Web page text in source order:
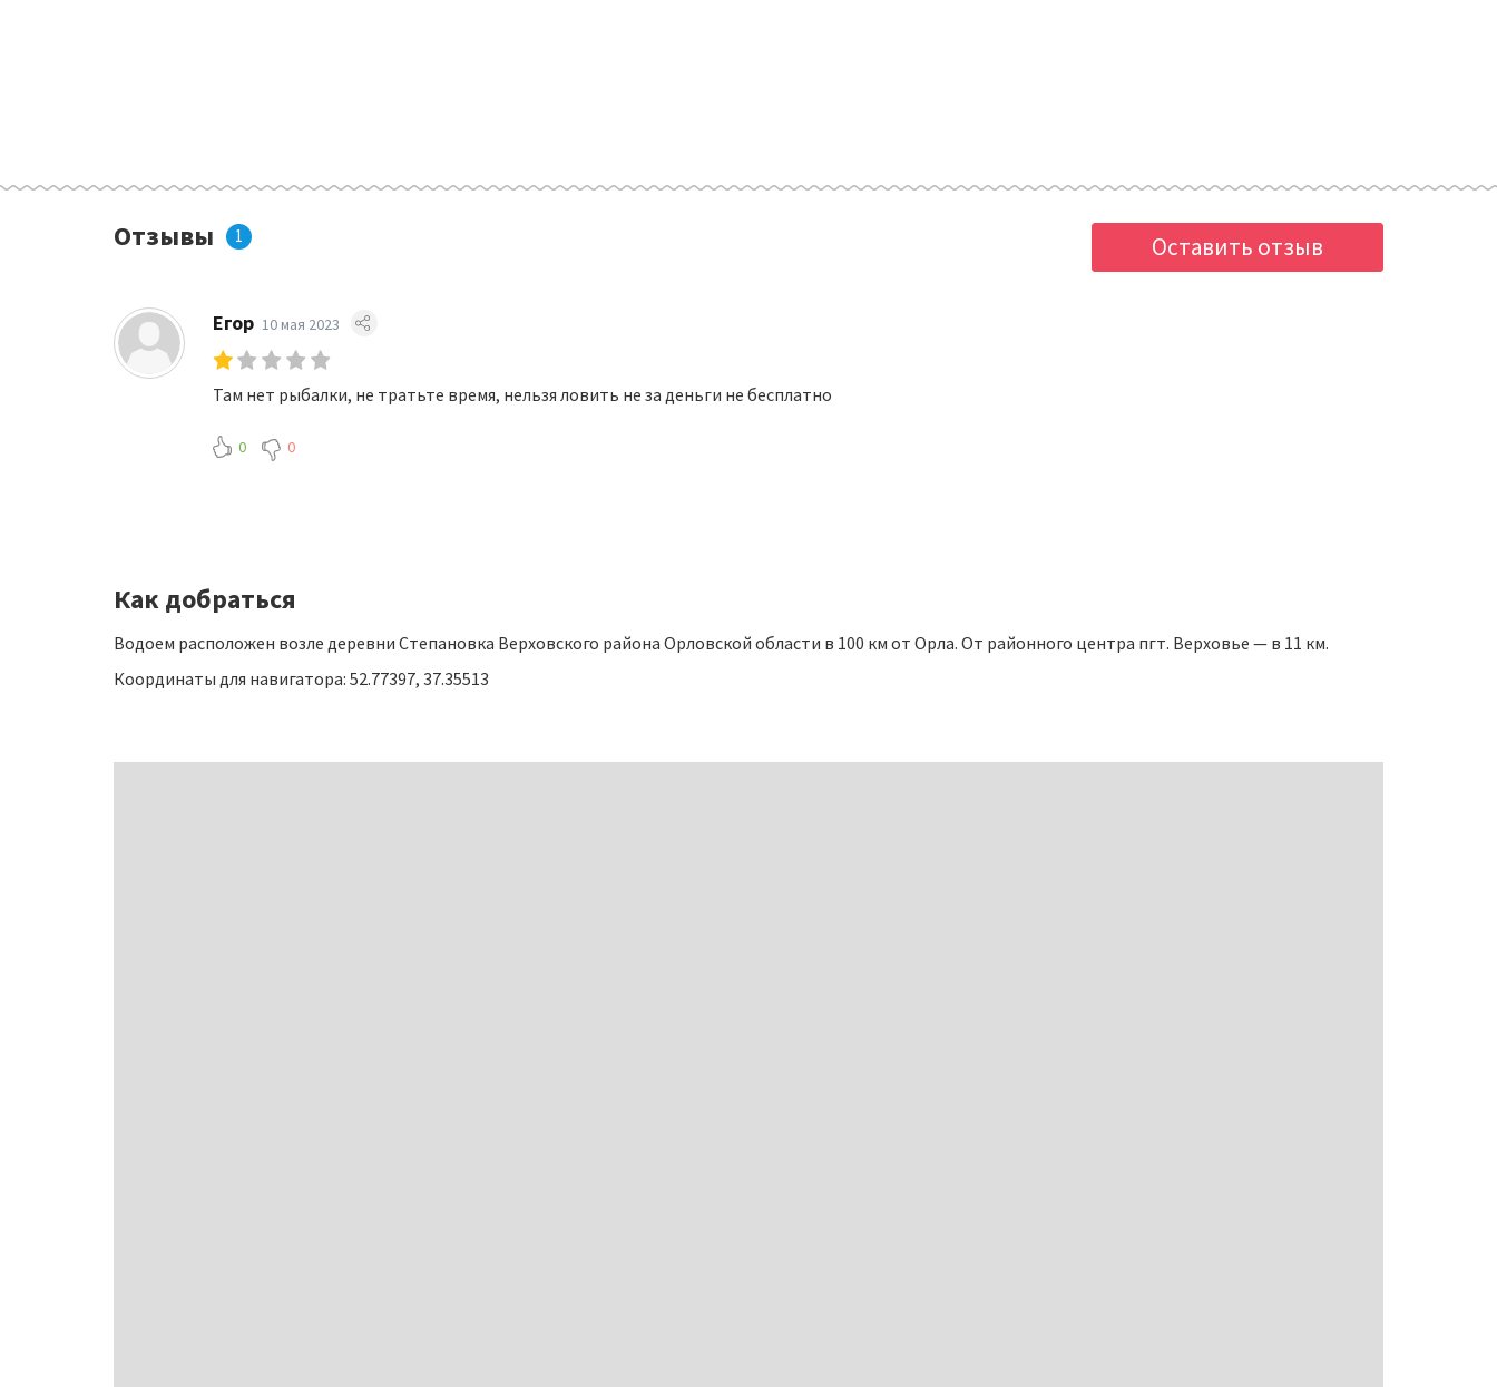
Отзывы 1
Егор 10 мая 2023
Там нет рыбалки, не тратьте время, нельзя ловить не за деньги не бесплатно
0 0
Оставить отзыв
Как добраться
Водоем расположен возле деревни Степановка Верховского района Орловской области в 100 км от Орла. От районного центра пгт. Верховье — в 11 км.
Координаты для навигатора: 52.77397, 37.35513